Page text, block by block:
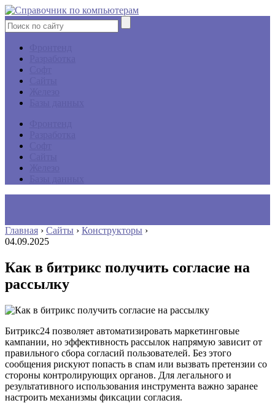
Главная › Сайты › Конструкторы ›
04.09.2025
Как в битрикс получить согласие на
рассылку
Битрикс24 позволяет автоматизировать маркетинговые
кампании, но эффективность рассылок напрямую зависит от
правильного сбора согласий пользователей. Без этого
сообщения рискуют попасть в спам или вызвать претензии со
стороны контролирующих органов. Для легального и
результативного использования инструмента важно заранее
настроить механизмы фиксации согласия.